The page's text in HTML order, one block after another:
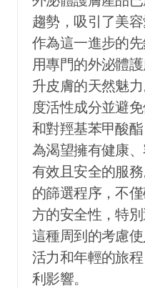
趨勢，吸引了美
作為這一進步的
用專門的外泌體
升皮膚的天然魅
度活性成分並避
和對羥基苯甲酸
為渴望擁有健康
有效且安全的服
的篩選程序，不
方的安全性，特別
這種周到的考慮
活力和年輕的旅
利影響。